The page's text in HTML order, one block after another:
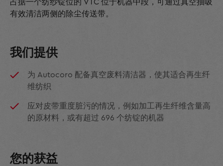
占据一个纺纱锭位的 VTC 位于机器中段，可通过真空抽吸
有效清洁两侧的除尘传送带。
我们提供
为 Autocoro 配备真空废料清洁器，使其适合再生纤
维纺织
应对皮带重度脏污的情况，例如加工再生纤维含量高
的原材料，或有超过 696 个纺锭的机器
您的获益